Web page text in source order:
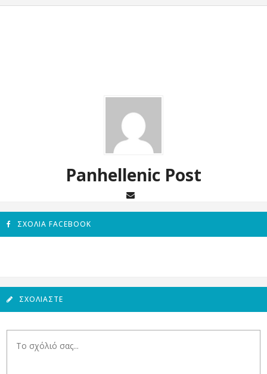
Panhellenic Post
ΣΧΌΛΙΑ FACEBOOK
ΣΧΟΛΙΆΣΤΕ